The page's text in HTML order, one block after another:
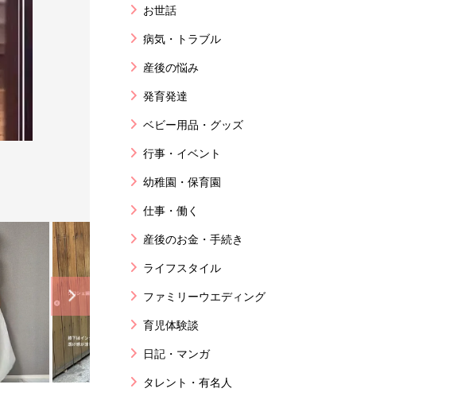
お世話
病気・トラブル
産後の悩み
発育発達
ベビー用品・グッズ
行事・イベント
幼稚園・保育園
仕事・働く
産後のお金・手続き
ライフスタイル
ファミリーウエディング
育児体験談
日記・マンガ
タレント・有名人